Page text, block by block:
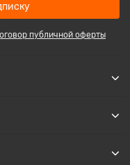
публичной оферты